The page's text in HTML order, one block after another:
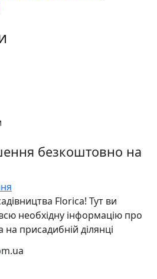
безкоштовно на
Florica! Тут ви
необхідну інформацію про
присадибній ділянці